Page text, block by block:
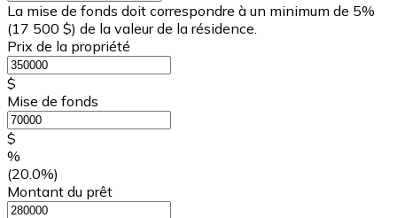
La mise de fonds doit correspondre à un minimum de 5%
(17 500 $) de la valeur de la résidence.
Prix de la propriété
$
Mise de fonds
$
%
(20.0%)
Montant du prêt